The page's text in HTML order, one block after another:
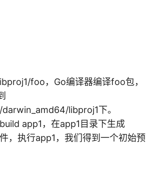
foo，Go编译器编译foo包，
libproj1下。
app1，在app1目录下生成
，执行app1，我们得到一个初始预